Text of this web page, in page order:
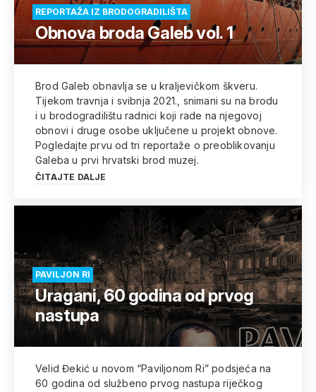
REPORTAŽA IZ BRODOGRADILIŠTA
Obnova broda Galeb vol. 1
Brod Galeb obnavlja se u kraljevičkom škveru.
Tijekom travnja i svibnja 2021., snimani su na brodu
i u brodogradilištu radnici koji rade na njegovoj
obnovi i druge osobe uključene u projekt obnove.
Pogledajte prvu od tri reportaže o preoblikovanju
Galeba u prvi hrvatski brod muzej.
ČITAJTE DALJE
PAVILJON RI
Uragani, 60 godina od prvog
nastupa
Velid Đekić u novom “Paviljonom Ri” podsjeća na
60 godina od službeno prvog nastupa riječkog